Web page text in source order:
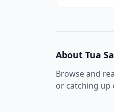
About Tua
Browse and
or catching up